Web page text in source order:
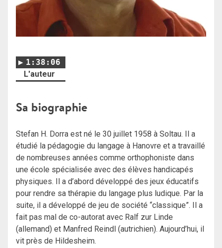
1:38:06
L'auteur
Sa biographie
Stefan H. Dorra est né le 30 juillet 1958 à Soltau. Il a
étudié la pédagogie du langage à Hanovre et a travaillé
de nombreuses années comme orthophoniste dans
une école spécialisée avec des élèves handicapés
physiques. Il a d’abord développé des jeux éducatifs
pour rendre sa thérapie du langage plus ludique. Par la
suite, il a développé de jeu de société “classique”. Il a
fait pas mal de co-autorat avec Ralf zur Linde
(allemand) et Manfred Reindl (autrichien). Aujourd’hui, il
vit près de Hildesheim.